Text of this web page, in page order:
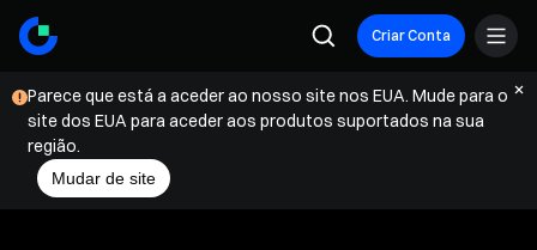
Criar Conta
Parece que está a aceder ao nosso site nos EUA. Mude para o
site dos EUA para aceder aos produtos suportados na sua
região.
Mudar de site